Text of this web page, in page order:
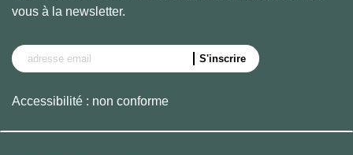
vous à la newsletter.
Accessibilité : non conforme